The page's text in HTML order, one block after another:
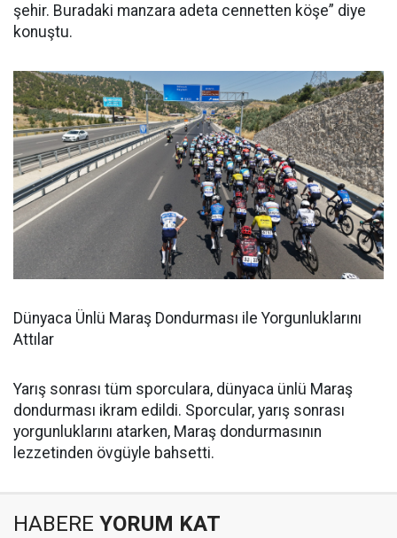
şehir. Buradaki manzara adeta cennetten köşe” diye
konuştu.
Dünyaca Ünlü Maraş Dondurması ile Yorgunluklarını
Attılar
Yarış sonrası tüm sporculara, dünyaca ünlü Maraş
dondurması ikram edildi. Sporcular, yarış sonrası
yorgunluklarını atarken, Maraş dondurmasının
lezzetinden övgüyle bahsetti.
HABERE YORUM KAT